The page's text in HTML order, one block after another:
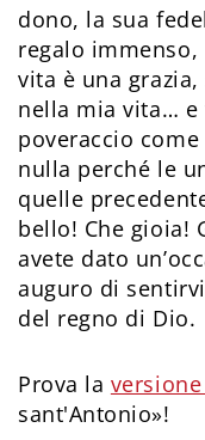
dono, la sua
regalo
vita è una
nella mia vita…
poveraccio
nulla perché le
quelle
bello! Che gioia!
avete dato
auguro di
del regno di Dio.
Prova la
sant'Antonio»!